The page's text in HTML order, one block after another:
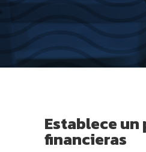
Establece un
financieras